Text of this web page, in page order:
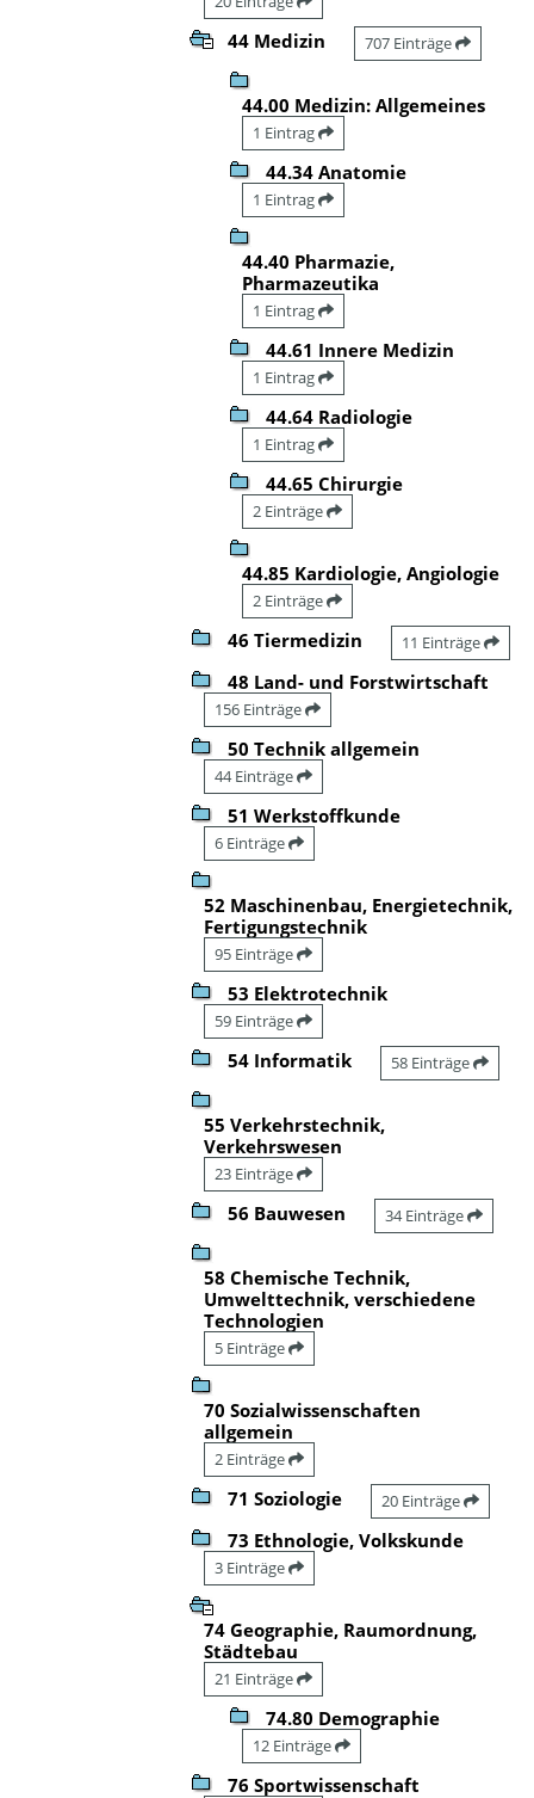
44 Medizin 707 Einträge
44.00 Medizin: Allgemeines
1 Eintrag
44.34 Anatomie
1 Eintrag
44.40 Pharmazie,
Pharmazeutika
1 Eintrag
44.61 Innere Medizin
1 Eintrag
44.64 Radiologie
1 Eintrag
44.65 Chirurgie
2 Einträge
44.85 Kardiologie, Angiologie
2 Einträge
46 Tiermedizin 11 Einträge
48 Land- und Forstwirtschaft
156 Einträge
50 Technik allgemein
44 Einträge
51 Werkstoffkunde
6 Einträge
52 Maschinenbau, Energietechnik,
Fertigungstechnik
95 Einträge
53 Elektrotechnik
59 Einträge
54 Informatik 58 Einträge
55 Verkehrstechnik,
Verkehrswesen
23 Einträge
56 Bauwesen 34 Einträge
58 Chemische Technik,
Umwelttechnik, verschiedene
Technologien
5 Einträge
70 Sozialwissenschaften
allgemein
2 Einträge
71 Soziologie 20 Einträge
73 Ethnologie, Volkskunde
3 Einträge
74 Geographie, Raumordnung,
Städtebau
21 Einträge
74.80 Demographie
12 Einträge
76 Sportwissenschaft